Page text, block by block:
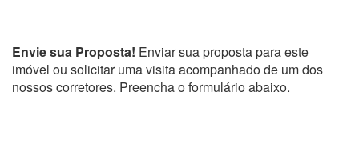
Envie sua Proposta! Enviar sua proposta para este
imóvel ou solicitar uma visita acompanhado de um dos
nossos corretores. Preencha o formulário abaixo.